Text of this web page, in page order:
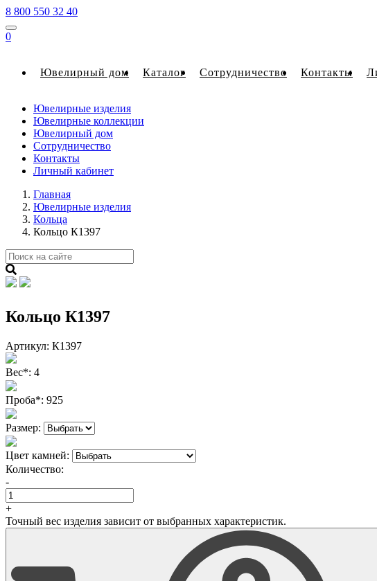
8 800 550 32 40
0
Ювелирный дом Каталог Сотрудничество Контакты
Ювелирные изделия
Ювелирные коллекции
Ювелирный дом
Сотрудничество
Контакты
Личный кабинет
Главная
Ювелирные изделия
Кольца
Кольцо К1397
Кольцо К1397
Артикул: К1397
Вес*: 4
Проба*: 925
Размер:
Цвет камней:
Количество:
-
+
Точный вес изделия зависит от выбранных характеристик.